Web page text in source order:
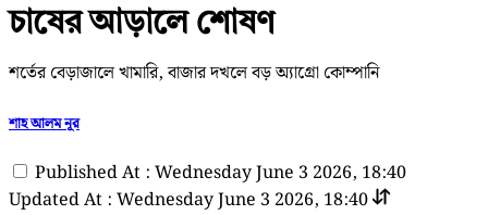
চাষের আড়ালে শোষণ
শর্তের বেড়াজালে খামারি, বাজার দখলে বড় অ্যাগ্রো কোম্পানি
শাহ আলম নূর
Published At : Wednesday June 3 2026, 18:40
Updated At : Wednesday June 3 2026, 18:40